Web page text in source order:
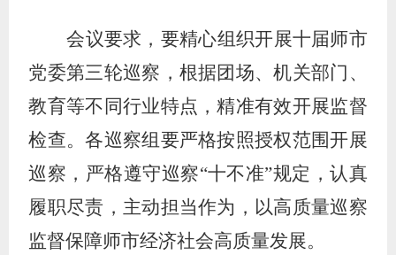
会议要求，要精心组织开展十届师市
党委第三轮巡察，根据团场、机关部门、
教育等不同行业特点，精准有效开展监督
检查。各巡察组要严格按照授权范围开展
巡察，严格遵守巡察“十不准”规定，认真
履职尽责，主动担当作为，以高质量巡察
监督保障师市经济社会高质量发展。